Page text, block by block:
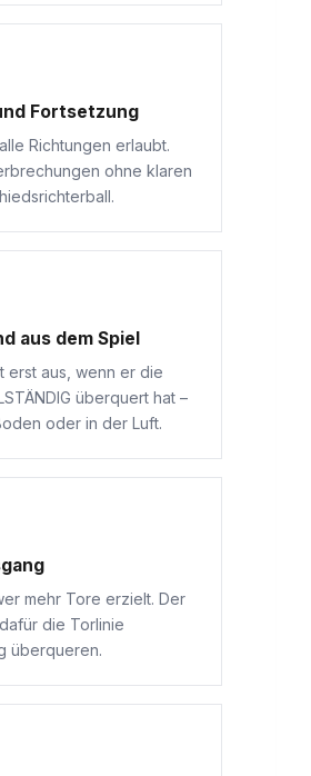
Fortsetzung
Richtungen erlaubt.
ohne klaren
aus dem Spiel
erst aus, wenn er die
überquert hat –
oder in der Luft.
mehr Tore erzielt. Der
die Torlinie
überqueren.